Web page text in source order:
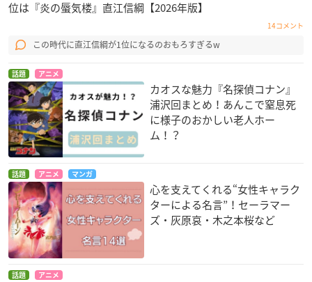
位は『炎の蜃気楼』直江信綱【2026年版】
14コメント
この時代に直江信綱が1位になるのおもろすぎるw
話題 アニメ
カオスな魅力『名探偵コナン』
浦沢回まとめ！あんこで窒息死
に様子のおかしい老人ホー
ム！？
話題 アニメ マンガ
心を支えてくれる“女性キャラク
ターによる名言”！セーラマー
ズ・灰原哀・木之本桜など
話題 アニメ